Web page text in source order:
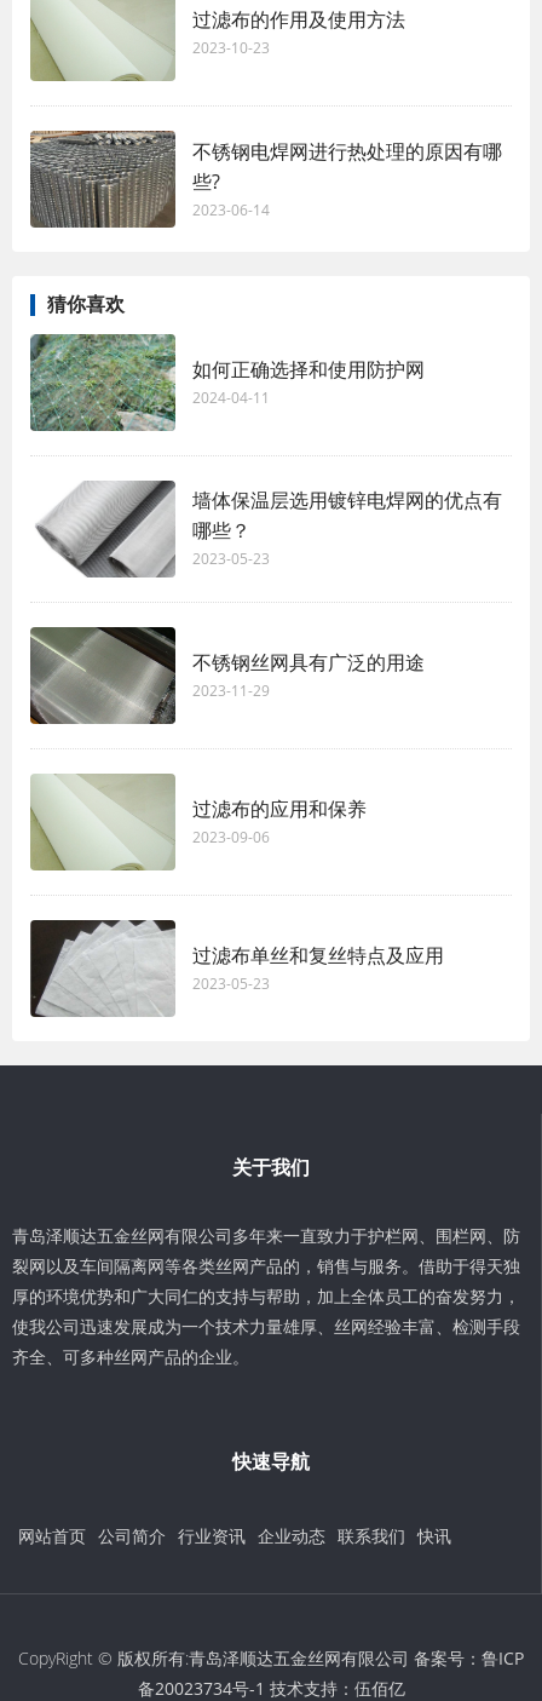
过滤布的作用及使用方法
2023-10-23
不锈钢电焊网进行热处理的原因有哪
些?
2023-06-14
猜你喜欢
如何正确选择和使用防护网
2024-04-11
墙体保温层选用镀锌电焊网的优点有
哪些？
2023-05-23
不锈钢丝网具有广泛的用途
2023-11-29
过滤布的应用和保养
2023-09-06
过滤布单丝和复丝特点及应用
2023-05-23
关于我们
青岛泽顺达五金丝网有限公司多年来一直致力于护栏网、围栏网、防
裂网以及车间隔离网等各类丝网产品的，销售与服务。借助于得天独
厚的环境优势和广大同仁的支持与帮助，加上全体员工的奋发努力，
使我公司迅速发展成为一个技术力量雄厚、丝网经验丰富、检测手段
齐全、可多种丝网产品的企业。
快速导航
网站首页 公司简介 行业资讯 企业动态 联系我们 快讯
CopyRight © 版权所有:青岛泽顺达五金丝网有限公司 备案号： 鲁ICP
备20023734号-1 技术支持： 伍佰亿